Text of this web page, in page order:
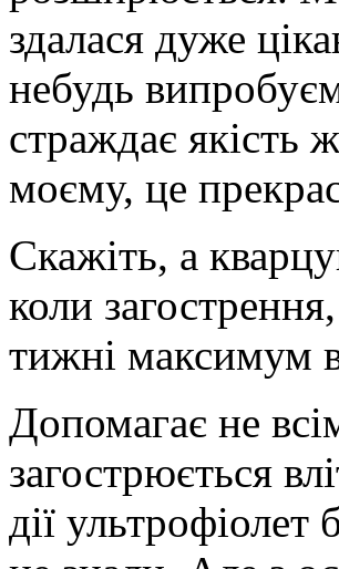
здалася дуже
небудь
страждає якість
моєму, це
Скажіть, а
коли
тижні максимум
Допомагає не
загострюється
дії